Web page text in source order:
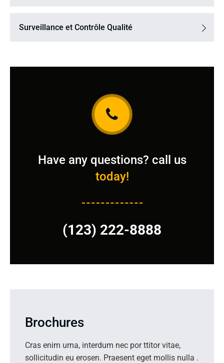
Surveillance et Contrôle Qualité
Have any questions? call us
today!
(123) 222-8888
Brochures
Cras enim urna, interdum nec por ttitor vitae,
sollicitudin eu erosen. Praesent eget mollis nulla .